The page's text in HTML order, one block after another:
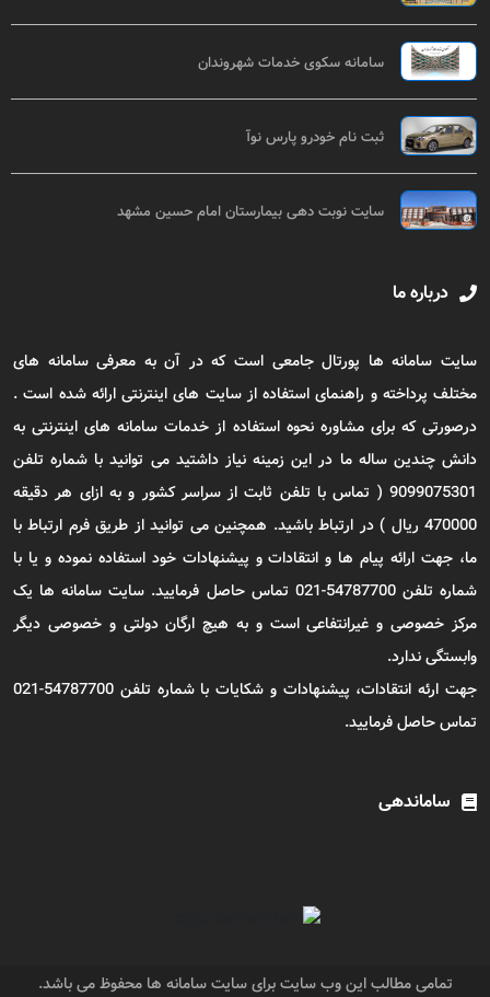
سامانه سکوی خدمات شهروندان
ثبت نام خودرو پارس نوآ
سایت نوبت دهی بیمارستان امام حسین مشهد
درباره ما
سایت سامانه ها پورتال جامعی است که در آن به معرفی سامانه های
مختلف پرداخته و راهنمای استفاده از سایت های اینترنتی ارائه شده است .
درصورتی که برای مشاوره نحوه استفاده از خدمات سامانه های اینترنتی به
دانش چندین ساله ما در این زمینه نیاز داشتید می توانید با شماره تلفن
9099075301 ( تماس با تلفن ثابت از سراسر کشور و به ازای هر دقیقه
470000 ریال ) در ارتباط باشید. همچنین می توانید از طریق فرم ارتباط با
ما، جهت ارائه پیام ها و انتقادات و پیشنهادات خود استفاده نموده و یا با
شماره تلفن 54787700-021 تماس حاصل فرمایید. سایت سامانه ها یک
مرکز خصوصی و غیرانتفاعی است و به هیچ ارگان دولتی و خصوصی دیگر
وابستگی ندارد.
جهت ارئه انتقادات، پیشنهادات و شکایات با شماره تلفن 54787700-021
تماس حاصل فرمایید.
ساماندهی
تمامی مطالب این وب سایت برای سایت سامانه ها محفوظ می باشد.